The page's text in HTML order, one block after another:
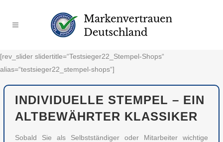
[rev_slider slidertitle=“Testsieger22_Stempel-Shops“
alias=“testsieger22_stempel-shops“]
INDIVIDUELLE STEMPEL – EIN
ALTBEWÄHRTER KLASSIKER
Sobald Sie als Selbstständiger oder Mitarbeiter wichtige